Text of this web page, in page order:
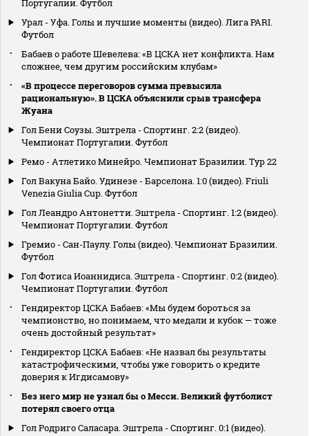
Португалии. Футбол
Урал - Уфа. Голы и лучшие моменты (видео). Лига PARI.
Футбол
Бабаев о работе Шевелева: «В ЦСКА нет конфликта. Нам
сложнее, чем другим российским клубам»
«В процессе переговоров сумма превысила
рациональную». В ЦСКА объяснили срыв трансфера
Жуана
Гол Бени Соузы. Эштрела - Спортинг. 2:2 (видео).
Чемпионат Португалии. Футбол
Ремо - Атлетико Минейро. Чемпионат Бразилии. Тур 22
Гол Вакуна Байо. Удинезе - Барселона. 1:0 (видео). Friuli
Venezia Giulia Cup. Футбол
Гол Леандро Антонетти. Эштрела - Спортинг. 1:2 (видео).
Чемпионат Португалии. Футбол
Гремио - Сан-Паулу. Голы (видео). Чемпионат Бразилии.
Футбол
Гол Фотиса Иоаннидиса. Эштрела - Спортинг. 0:2 (видео).
Чемпионат Португалии. Футбол
Гендиректор ЦСКА Бабаев: «Мы будем бороться за
чемпионство, но понимаем, что медали и кубок — тоже
очень достойный результат»
Гендиректор ЦСКА Бабаев: «Не назвал бы результаты
катастрофическими, чтобы уже говорить о кредите
доверия к Игдисамову»
Без него мир не узнал бы о Месси. Великий футболист
потерял своего отца
Гол Родриго Саласара. Эштрела - Спортинг. 0:1 (видео).